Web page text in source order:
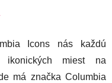
Icons nás každú
miest na
má značka Columbia